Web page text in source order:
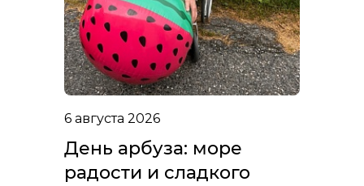
6 августа 2026
День арбуза: море
радости и сладкого